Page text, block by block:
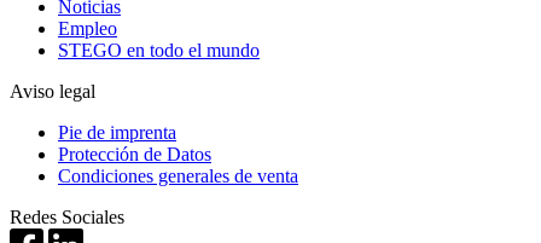
Noticias
Empleo
STEGO en todo el mundo
Aviso legal
Pie de imprenta
Protección de Datos
Condiciones generales de venta
Redes Sociales